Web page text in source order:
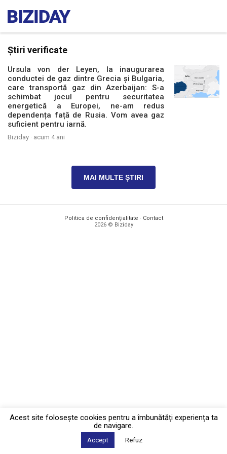
Știri verificate
Ursula von der Leyen, la inaugurarea
conductei de gaz dintre Grecia și Bulgaria,
care transportă gaz din Azerbaijan: S-a
schimbat jocul pentru securitatea
energetică a Europei, ne-am redus
dependența față de Rusia. Vom avea gaz
suficient pentru iarnă.
Biziday · acum 4 ani
MAI MULTE ȘTIRI
Politica de confidențialitate · Contact
2026 © Biziday
Acest site foloseşte cookies pentru a îmbunătăți experiența ta
de navigare.
Accept Refuz